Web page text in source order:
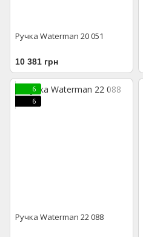
Ручка Waterman 20 051
10 381 грн
6
6
Ручка Waterman 22 088